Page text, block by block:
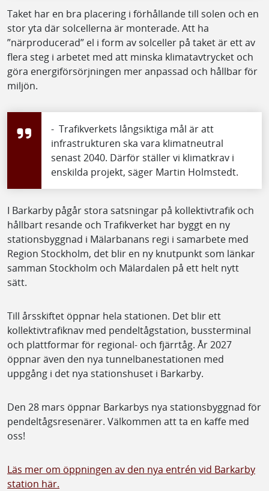
Taket har en bra placering i förhållande till solen och en
stor yta där solcellerna är monterade. Att ha
”närproducerad” el i form av solceller på taket är ett av
flera steg i arbetet med att minska klimatavtrycket och
göra energiförsörjningen mer anpassad och hållbar för
miljön.
- Trafikverkets långsiktiga mål är att
infrastrukturen ska vara klimatneutral
senast 2040. Därför ställer vi klimatkrav i
enskilda projekt, säger Martin Holmstedt.
I Barkarby pågår stora satsningar på kollektivtrafik och
hållbart resande och Trafikverket har byggt en ny
stationsbyggnad i Mälarbanans regi i samarbete med
Region Stockholm, det blir en ny knutpunkt som länkar
samman Stockholm och Mälardalen på ett helt nytt
sätt.
Till årsskiftet öppnar hela stationen. Det blir ett
kollektivtrafiknav med pendeltågstation, bussterminal
och plattformar för regional- och fjärrtåg. År 2027
öppnar även den nya tunnelbanestationen med
uppgång i det nya stationshuset i Barkarby.
Den 28 mars öppnar Barkarbys nya stationsbyggnad för
pendeltågsresenärer. Välkommen att ta en kaffe med
oss!
Läs mer om öppningen av den nya entrén vid Barkarby
station här.